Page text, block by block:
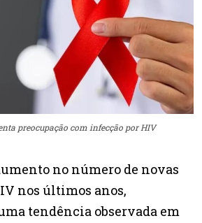
preocupação com infecção por HIV
no número de novas
nos últimos anos,
tendência observada em